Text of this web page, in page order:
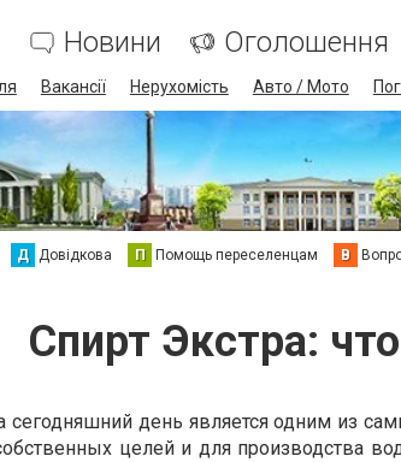
Новини Оголошення
Вакансії Нерухомість Авто / Мото
Д Довідкова П Помощь переселенцам В
Спирт Экстра:
сегодняшний день является одним из
целей и для производства